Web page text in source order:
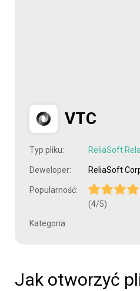
VTC
Typ pliku: ReliaSoft
Deweloper: ReliaSoft
Popularność:
(4/5)
Kategoria:
Jak otworzyć